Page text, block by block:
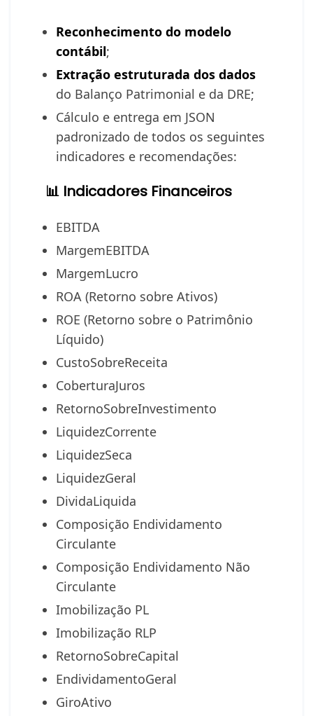
Reconhecimento do modelo
contábil;
Extração estruturada dos dados
do Balanço Patrimonial e da DRE;
Cálculo e entrega em JSON
padronizado de todos os seguintes
indicadores e recomendações:
📊 Indicadores Financeiros
EBITDA
MargemEBITDA
MargemLucro
ROA (Retorno sobre Ativos)
ROE (Retorno sobre o Patrimônio
Líquido)
CustoSobreReceita
CoberturaJuros
RetornoSobreInvestimento
LiquidezCorrente
LiquidezSeca
LiquidezGeral
DividaLiquida
Composição Endividamento
Circulante
Composição Endividamento Não
Circulante
Imobilização PL
Imobilização RLP
RetornoSobreCapital
EndividamentoGeral
GiroAtivo